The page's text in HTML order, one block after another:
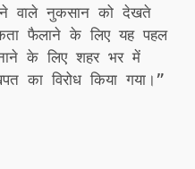
वाले नुकसान को देखते
फैलाने के लिए यह पहल
के लिए शहर भर में
का विरोध किया गया।”